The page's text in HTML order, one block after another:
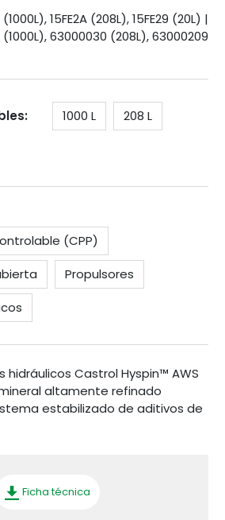
15FE2A (208L), 15FE29 (20L) |
63000030 (208L), 63000209
1000 L
208 L
(CPP)
Propulsores
Castrol Hyspin™ AWS
altamente refinado
estabilizado de aditivos de
Ficha técnica